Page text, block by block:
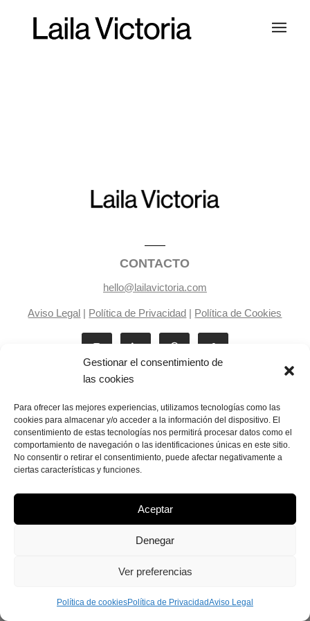
Gestionar el consentimiento de
las cookies
Para ofrecer las mejores experiencias, utilizamos tecnologías como las
cookies para almacenar y/o acceder a la información del dispositivo. El
consentimiento de estas tecnologías nos permitirá procesar datos como el
comportamiento de navegación o las identificaciones únicas en este sitio.
No consentir o retirar el consentimiento, puede afectar negativamente a
ciertas características y funciones.
Aceptar
Denegar
Ver preferencias
Política de cookiesPolítica de PrivacidadAviso Legal
CONTACTO
hello@lailavictoria.com
Aviso Legal | Política de Privacidad | Política de Cookies
Laila Victoria © copyright 2025